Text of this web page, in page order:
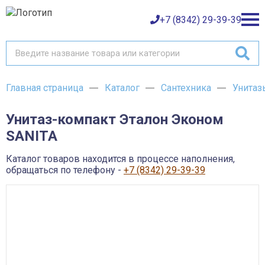
+7 (8342) 29-39-39
Каталог товаров
Баки и емкости АНИОН
Газовое оборудование
Запорная и регулирующая арматура
Инструмент
О компании
Оплата
Доставка
Главная страница Каталог Сантехника
Унитаз-компакт Эталон Эконом
SANITA
Каталог товаров находится в процессе наполнения,
обращаться по телефону - +7 (8342) 29-39-39